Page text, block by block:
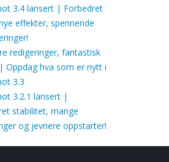
3.4 lansert | Forbedret
effekter, spennende
redigeringer, fantastisk
Oppdag hva som er nytt i
3.3
3.2.1 lansert |
stabilitet, mange
og jevnere oppstarter!